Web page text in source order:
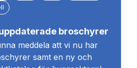
broschyrer
meddela att vi nu har
samt en ny och